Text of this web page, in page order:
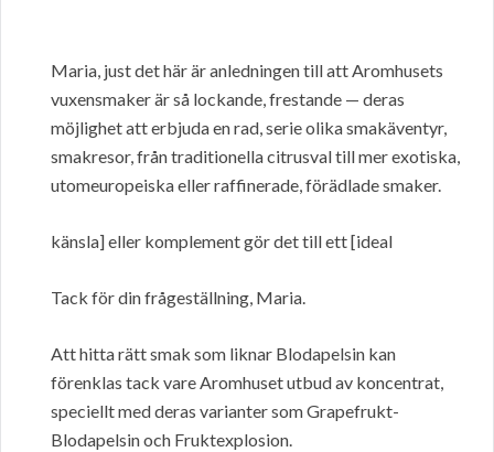
Maria, just det här är anledningen till att Aromhusets
vuxensmaker är så lockande, frestande — deras
möjlighet att erbjuda en rad, serie olika smakäventyr,
smakresor, från traditionella citrusval till mer exotiska,
utomeuropeiska eller raffinerade, förädlade smaker.
känsla] eller komplement gör det till ett [ideal
Tack för din frågeställning, Maria.
Att hitta rätt smak som liknar Blodapelsin kan
förenklas tack vare Aromhuset utbud av koncentrat,
speciellt med deras varianter som Grapefrukt-
Blodapelsin och Fruktexplosion.